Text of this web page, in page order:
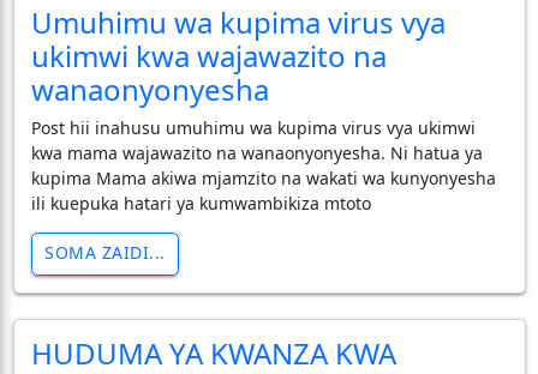
Umuhimu wa kupima virus vya
ukimwi kwa wajawazito na
wanaonyonyesha
Post hii inahusu umuhimu wa kupima virus vya ukimwi
kwa mama wajawazito na wanaonyonyesha. Ni hatua ya
kupima Mama akiwa mjamzito na wakati wa kunyonyesha
ili kuepuka hatari ya kumwambikiza mtoto
SOMA ZAIDI...
HUDUMA YA KWANZA KWA